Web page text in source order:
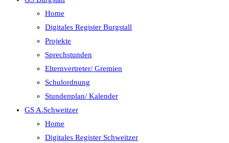
Home
Digitales Register Burgstall
Projekte
Sprechstunden
Elternvertreter/ Gremien
Schulordnung
Stundenplan/ Kalender
GS A.Schweitzer
Home
Digitales Register Schweitzer